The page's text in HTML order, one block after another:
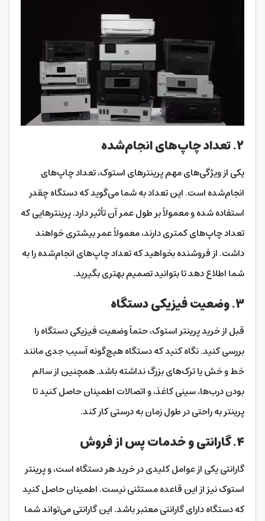
۲. تعداد چاپ‌های انجام‌شده
یکی از ویژگی‌های مهم پرینترهای استوک، تعداد چاپ‌های
انجام‌شده است. این تعداد به شما می‌گوید که دستگاه چقدر
استفاده شده و معمولاً بر طول عمر آن تأثیر دارد. پرینترهایی که
تعداد چاپ‌های کمتری دارند، معمولاً عمر بیشتری خواهند
داشت. از فروشنده بخواهید که تعداد چاپ‌های انجام‌شده را به
شما اطلاع دهد تا بتوانید تصمیم بهتری بگیرید.
۳. وضعیت فیزیکی دستگاه
قبل از خرید پرینتر استوک، حتماً وضعیت فیزیکی دستگاه را
بررسی کنید. نگاه کنید که دستگاه هیچ‌گونه آسیب جدی مانند
خط و خش یا ترک‌های بزرگ نداشته باشد. همچنین از سالم
بودن درب‌ها، سینی کاغذ، و اتصالات اطمینان حاصل کنید تا
پرینتر به راحتی در طول زمان به درستی کار کند.
۴. گارانتی و خدمات پس از فروش
گارانتی یکی از عوامل کلیدی در خرید هر دستگاه است، و پرینتر
استوک نیز از این قاعده مستثنی نیست. اطمینان حاصل کنید
که دستگاه دارای گارانتی معتبر باشد. این گارانتی می‌تواند شما